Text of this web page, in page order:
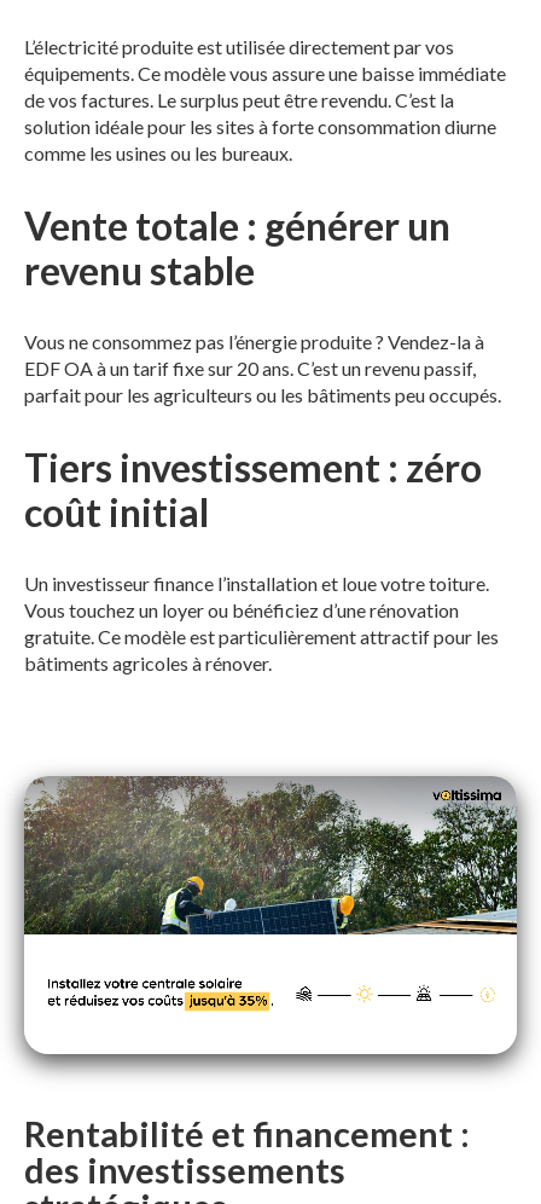
L’électricité produite est utilisée directement par vos
équipements. Ce modèle vous assure une baisse immédiate
de vos factures. Le surplus peut être revendu. C’est la
solution idéale pour les sites à forte consommation diurne
comme les usines ou les bureaux.
Vente totale : générer un
revenu stable
Vous ne consommez pas l’énergie produite ? Vendez-la à
EDF OA à un tarif fixe sur 20 ans. C’est un revenu passif,
parfait pour les agriculteurs ou les bâtiments peu occupés.
Tiers investissement : zéro
coût initial
Un investisseur finance l’installation et loue votre toiture.
Vous touchez un loyer ou bénéficiez d’une rénovation
gratuite. Ce modèle est particulièrement attractif pour les
bâtiments agricoles à rénover.
Rentabilité et financement :
des investissements